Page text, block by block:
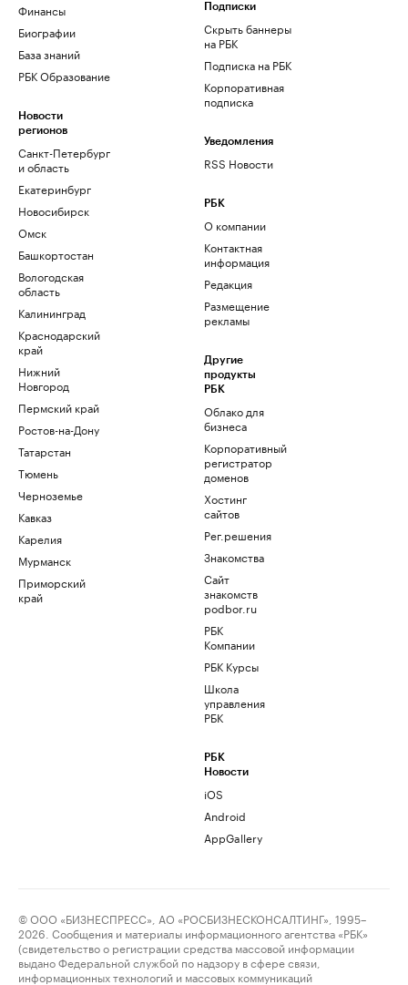
Финансы
Биографии
База знаний
РБК Образование
Новости
регионов
Санкт-Петербург
и область
Екатеринбург
Новосибирск
Омск
Башкортостан
Вологодская
область
Калининград
Краснодарский
край
Нижний
Новгород
Пермский край
Ростов-на-Дону
Татарстан
Тюмень
Черноземье
Кавказ
Карелия
Мурманск
Приморский
край
Подписки
Скрыть баннеры
на РБК
Подписка на РБК
Корпоративная
подписка
Уведомления
RSS Новости
РБК
О компании
Контактная
информация
Редакция
Размещение
рекламы
Другие
продукты
РБК
Облако для
бизнеса
Корпоративный
регистратор
доменов
Хостинг
сайтов
Рег.решения
Знакомства
Сайт
знакомств
podbor.ru
РБК
Компании
РБК Курсы
Школа
управления
РБК
РБК
Новости
iOS
Android
AppGallery
© ООО «БИЗНЕСПРЕСС», АО «РОСБИЗНЕСКОНСАЛТИНГ», 1995–
2026. Сообщения и материалы информационного агентства «РБК»
(свидетельство о регистрации средства массовой информации
выдано Федеральной службой по надзору в сфере связи,
информационных технологий и массовых коммуникаций